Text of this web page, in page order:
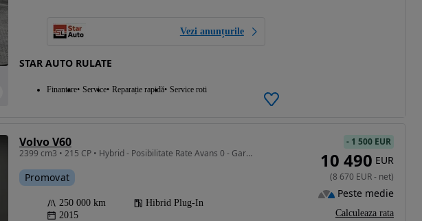
Vezi anunțurile
STAR AUTO RULATE
Finantare Service Reparație rapidă Service roti
Volvo V60
2399 cm3 • 215 CP • Hybrid - Posibilitate Rate Avans 0 - Garantie 12 Luni - IMPECABILA
Promovat
250 000 km
Hibrid Plug-In
2015
- 1 500 EUR
10 490 EUR
(8 670 EUR- net)
Peste medie
Calculeaza rata